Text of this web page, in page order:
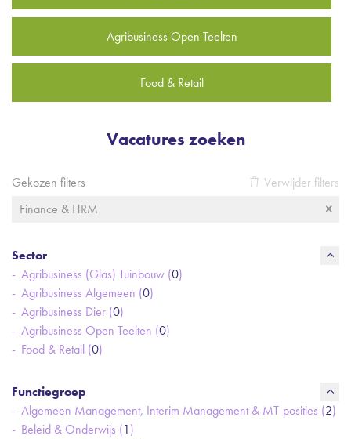
Agribusiness Open Teelten
Food & Retail
Vacatures zoeken
Gekozen filters
Verwijder filters
Finance & HRM
Sector
Agribusiness (Glas) Tuinbouw (0)
Agribusiness Algemeen (0)
Agribusiness Dier (0)
Agribusiness Open Teelten (0)
Food & Retail (0)
Functiegroep
Algemeen Management, Interim Management & MT-posities (2)
Beleid & Onderwijs (1)